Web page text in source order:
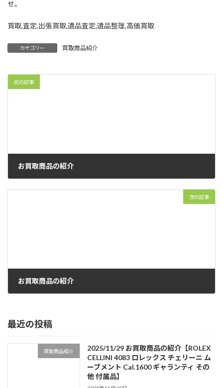
せ。
買取,査定,出張買取,遺品査定,遺品整理,高価買取
カテゴリー 買取商品紹介
前の記事
お買取商品の紹介
次の記事
お買取商品の紹介
最近の投稿
買取商品紹介
2025/11/29 お買取商品の紹介【ROLEX
CELLINI 4083 ロレックス チェリーニ ム
ーブメント Cal.1600 ギャランティ その
他 付属品】